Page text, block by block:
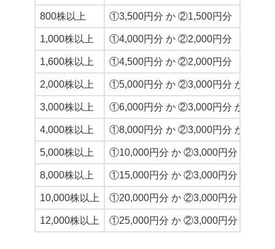
800株以上 ①3,500円分 か ②1,500円分
1,000株以上 ①4,000円分 か ②2,000円分
1,600株以上 ①4,500円分 か ②2,000円分
2,000株以上 ①5,000円分 か ②3,000円分 か ③5kg
3,000株以上 ①6,000円分 か ②3,000円分 か ③5kg
4,000株以上 ①8,000円分 か ②3,000円分 か
5,000株以上 ①10,000円分 か ②3,000円分 か
8,000株以上 ①15,000円分 か ②3,000円分 か
10,000株以上 ①20,000円分 か ②3,000円分 か
12,000株以上 ①25,000円分 か ②3,000円分 か